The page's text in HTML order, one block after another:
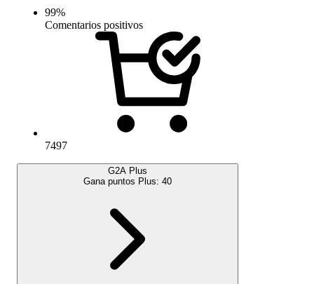
99%
Comentarios positivos
7497
G2A Plus
Gana puntos Plus: 40